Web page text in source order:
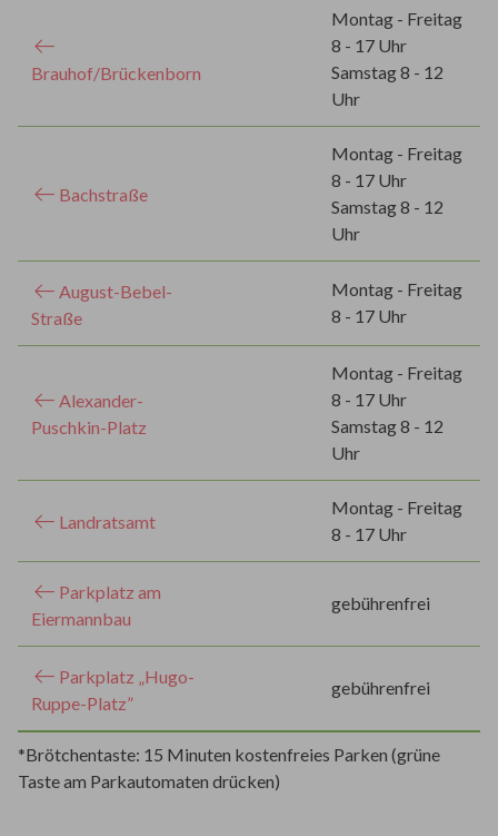
Brauhof/Brückenborn
Montag - Freitag
8 - 17 Uhr
Samstag 8 - 12
Uhr
Bachstraße
Montag - Freitag
8 - 17 Uhr
Samstag 8 - 12
Uhr
August-Bebel-
Straße
Montag - Freitag
8 - 17 Uhr
Alexander-
Puschkin-Platz
Montag - Freitag
8 - 17 Uhr
Samstag 8 - 12
Uhr
Landratsamt
Montag - Freitag
8 - 17 Uhr
Parkplatz am
Eiermannbau
gebührenfrei
Parkplatz „Hugo-
Ruppe-Platz”
gebührenfrei
*Brötchentaste: 15 Minuten kostenfreies Parken (grüne
Taste am Parkautomaten drücken)